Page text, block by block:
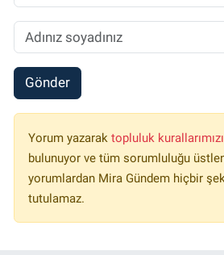
Gönder
Yorum yazarak topluluk kurallarımızı
bulunuyor ve tüm sorumluluğu
yorumlardan Mira Gündem hiçbir
tutulamaz.